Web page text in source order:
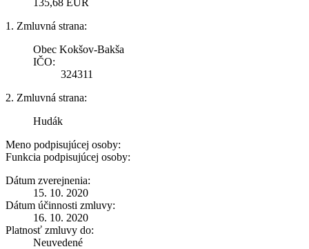
1. Zmluvná strana:
Obec Kokšov-Bakša
IČO:
324311
2. Zmluvná strana:
Hudák
Meno podpisujúcej osoby:
Funkcia podpisujúcej osoby:
Dátum zverejnenia:
15. 10. 2020
Dátum účinnosti zmluvy:
16. 10. 2020
Platnosť zmluvy do:
Neuvedené